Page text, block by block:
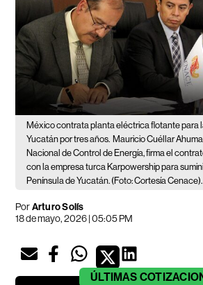
México contrata planta eléctrica flotante para
Yucatán por tres años. Mauricio Cuéllar
Nacional de Control de Energía, firma el
con la empresa turca Karpowership para
Península de Yucatán. (Foto: Cortesía Cenace).
PorArturo Solís
18 de mayo, 2026 | 05:05 PM
ÚLTIMAS